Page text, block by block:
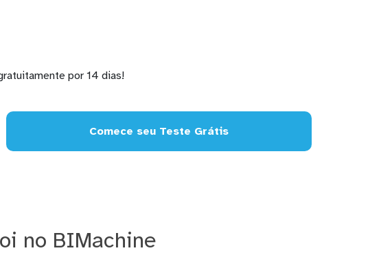
por 14 dias!
Comece seu Teste Grátis
no BIMachine